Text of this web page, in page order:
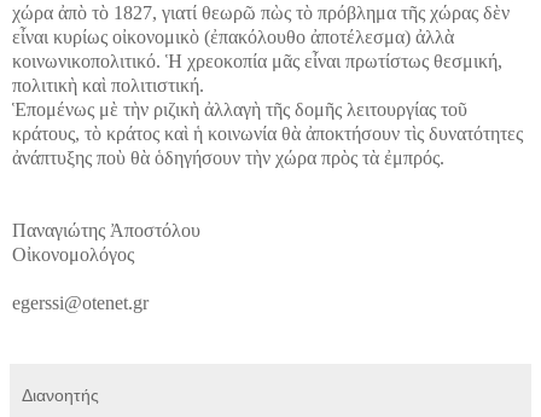
χώρα ἀπὸ τὸ 1827, γιατί θεωρῶ πὼς τὸ πρόβλημα τῆς χώρας δὲν
εἶναι κυρίως οἰκονομικὸ (ἐπακόλουθο ἀποτέλεσμα) ἀλλὰ
κοινωνικοπολιτικό. Ἡ χρεοκοπία μᾶς εἶναι πρωτίστως θεσμική,
πολιτικὴ καὶ πολιτιστική.
Ἑπομένως μὲ τὴν ριζικὴ ἀλλαγὴ τῆς δομῆς λειτουργίας τοῦ
κράτους, τὸ κράτος καὶ ἡ κοινωνία θὰ ἀποκτήσουν τὶς δυνατότητες
ἀνάπτυξης ποὺ θὰ ὁδηγήσουν τὴν χώρα πρὸς τὰ ἐμπρός.
Παναγιώτης Ἀποστόλου
Οἰκονομολόγος
egerssi@otenet.gr
Διανοητής